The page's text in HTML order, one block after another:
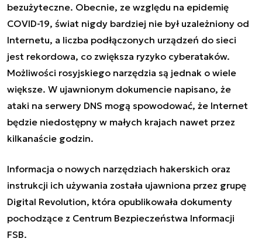
bezużyteczne. Obecnie, ze względu na epidemię
COVID-19, świat nigdy bardziej nie był uzależniony od
Internetu, a liczba podłączonych urządzeń do sieci
jest rekordowa, co zwiększa ryzyko cyberataków.
Możliwości rosyjskiego narzędzia są jednak o wiele
większe. W ujawnionym dokumencie napisano, że
ataki na serwery DNS mogą spowodować, że Internet
będzie niedostępny w małych krajach nawet przez
kilkanaście godzin.
Informacja o nowych narzędziach hakerskich oraz
instrukcji ich używania została ujawniona przez grupę
Digital Revolution, która opublikowała dokumenty
pochodzące z Centrum Bezpieczeństwa Informacji
FSB.